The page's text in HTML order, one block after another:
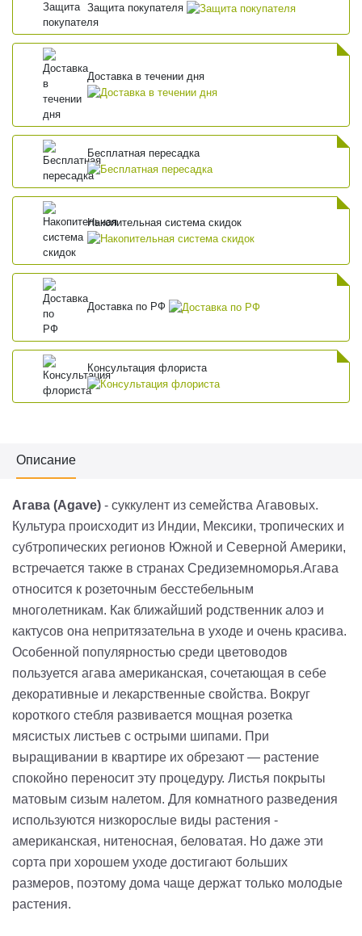
Защита покупателя
Доставка в течении дня
Бесплатная пересадка
Накопительная система скидок
Доставка по РФ
Консультация флориста
Описание
Агава (Agave) - суккулент из семейства Агавовых.
Культура происходит из Индии, Мексики, тропических и
субтропических регионов Южной и Северной Америки,
встречается также в странах Средиземноморья.Агава
относится к розеточным бесстебельным
многолетникам. Как ближайший родственник алоэ и
кактусов она непритязательна в уходе и очень красива.
Особенной популярностью среди цветоводов
пользуется агава американская, сочетающая в себе
декоративные и лекарственные свойства. Вокруг
короткого стебля развивается мощная розетка
мясистых листьев с острыми шипами. При
выращивании в квартире их обрезают — растение
спокойно переносит эту процедуру. Листья покрыты
матовым сизым налетом. Для комнатного разведения
используются низкорослые виды растения -
американская, нитеносная, беловатая. Но даже эти
сорта при хорошем уходе достигают больших
размеров, поэтому дома чаще держат только молодые
растения.